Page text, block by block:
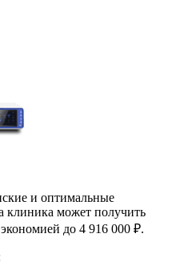
и оптимальные
клиника может получить
до 4 916 000 ₽.